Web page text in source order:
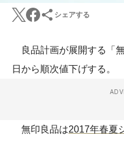
シェアする
良品計画が展開する「
日から順次値下げする。
無印良品は2017年春夏